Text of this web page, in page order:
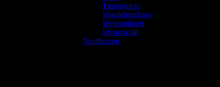
Taunuskreis
Vogelsbergkreis
Wetteraukreis
Westerwald
Nordhessen